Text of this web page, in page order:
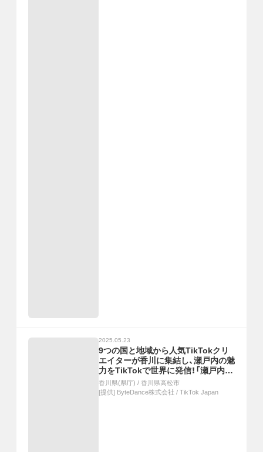
2025.05.23
9つの国と地域から人気TikTokクリ
エイターが香川に集結し、瀬戸内の魅
力をTikTokで世界に発信！「瀬戸内国
際芸術祭2025」に合わせて開催され
た「TikTok Connect By Tourism 〜
香川県(県庁) / 香川県高松市
[提供] ByteDance株式会社 / TikTok Japan